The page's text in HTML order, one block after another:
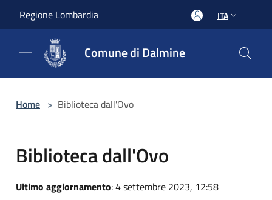
Regione Lombardia ITA
Comune di Dalmine
Home > Biblioteca dall'Ovo
Biblioteca dall'Ovo
Ultimo aggiornamento: 4 settembre 2023, 12:58